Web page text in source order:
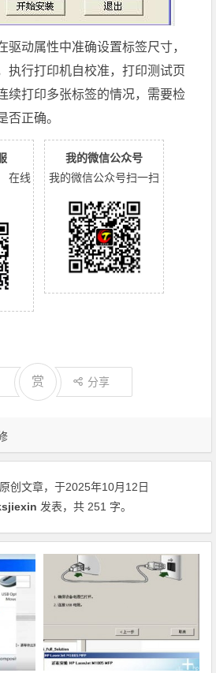
驱动属性中准确设置标签尺寸，
执行打印机自校准，打印测试页
续打印多张标签的情况，需要检
否正确。
在线
我的微信公众号
我的微信公众号扫一扫
赏 分享
创文章，于2025年10月12日
发表，共 251 字。